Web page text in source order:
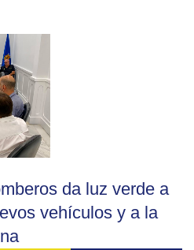
da luz verde a
vehículos y a la